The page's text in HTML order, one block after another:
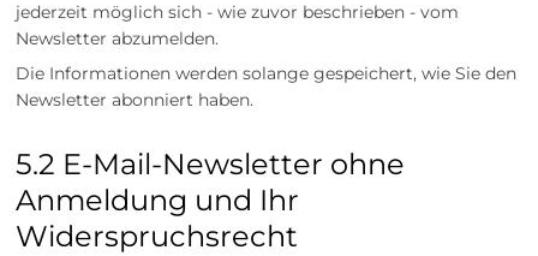
jederzeit möglich sich - wie zuvor beschrieben - vom
Newsletter abzumelden.
Die Informationen werden solange gespeichert, wie Sie den
Newsletter abonniert haben.
5.2 E-Mail-Newsletter ohne
Anmeldung und Ihr
Widerspruchsrecht